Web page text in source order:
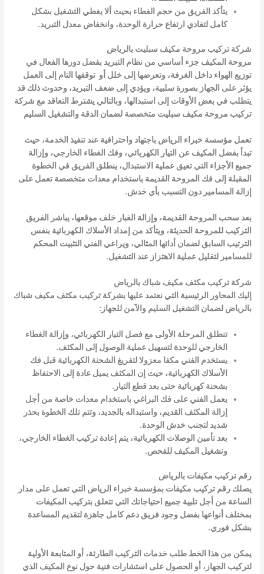
يتأكد الفريق من حجم الغطاء بحيث ألا يغطي التشغيل بشكل
كامل لتفادي ارتفاع حرارة الوحدة، وانخفاض معدل التبريد.
شركة تركيب مروحة مكيف سبليت بالرياض
مروحة المكيف جزء أساسي من نظام التبريد بفضل دورها الفعال في
توزيع الهواء داخل الغرفة، وتعرضها إلى خلل أو توقفها التام إلى العمل
يؤثر على الجهاز بصورة سلبية، ويؤدي إلى ضعف التبريد، وحدوث ذلك قد
يتطلب في بعض الأوقات إلى استبدالها، وبالتالي يشترط التعاقد مع شركة
تركيب مروحة مكيف سبليت متخصصة لضمان الدقة والتشغيل السليم
تعمل مؤسسة خبراء الرياض باجتهاد واحترافية عند تنفيذ الخدمة، حيث
تبدأ بفضل المكيف عن التيار الكهربائي، وفك الغطاء الخارجي، وإزالة
جميع الأجزاء التي تعيق عملية الاستبدال، ينطلق الفريق في الخطوة
المقبلة إلى فك المروحة القديمة باستخدام معدات متخصصة تعمل على
إزالة المسامير دون التسبب بأي خدش.
بعد سحب المروحة القديمة، وإزالة الغبار خلف موقعها، يباشر الفريق
التركيب للمروحة الحديثة، ويتأكد من إمداد الأسلاك الكهربائية بنفس
الترتيب السابق لضمان أدائها المثالي، ويراعي الفني التثبيت المحكم
للمسامير لتقليل عملية الاهتزاز عند التشغيل.
شركة تركيب مكثف مكيف شباك بالرياض
إليك المحاور الرئيسية التي نعتمد عليها بشركة تركيب مكثف مكيف شباك
بالرياض لضمان التشغيل السليم والآمن للجهاز:
تنطلق المرحلة الأولى مع فصل التيار الكهربائي، وإزالة الغطاء
الخارجي للوحدة لتسهيل عملية الوصول إلى المكثف.
يستخدم الفني مكفا معزولا لتفريغ الشحنة الكهربائية قبل فك
الأسلاك الكهربائية، حيث إن المكثف يميل عادة إلى الاحتفاظ
بشحنة كهربائية حتى بعد قطع التيار.
يعمل الفني على فك البراغي باستخدام معدات خاصة من أجل
إزالة المكثف القديم، واستبداله بالجديد، وتتم تلك الخطوة بحذر
شديد لتجنب خدش الوحدة.
بعد تأمين الوصلات الكهربائية، يتم إعادة تركيب الغطاء الخارجي،
وتشغيل المكيف للفحص.
رقم تركيب مكيفات بالرياض
يصلك رقم تركيب مكيفات بمؤسسة خبراء الرياض التي تعمل على مدار
الساعة من أجل تلبية جميع احتياجاتك التي تتعلق بتركيب المكيفات
بمختلف أنواعها بفضل وجود فريق دعم كامل جاهزة لتقديم المساعدة
بشكل فوري.
يمكن من هذا الخط طلب خدمات التركيب الطارئة، أو المتابعة الأولية
لتركيب الجهاز، أو الحصول على استشارات فنية حول نوع المكيف الذي